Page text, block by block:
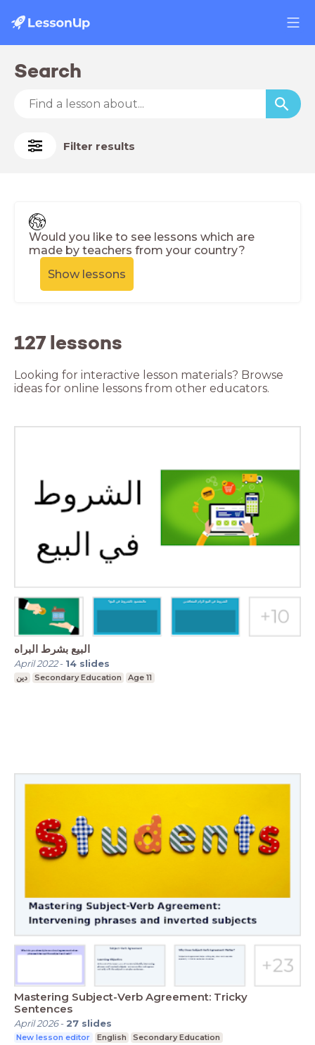
Search
Filter results
Would you like to see lessons which are
made by teachers from your country?
Show lessons
127 lessons
Looking for interactive lesson materials? Browse
ideas for online lessons from other educators.
البيع بشرط البراه
April 2022- 14 slides
دين Secondary Education Age 11
Mastering Subject-Verb Agreement: Tricky
Sentences
April 2026- 27 slides
New lesson editor English Secondary Education